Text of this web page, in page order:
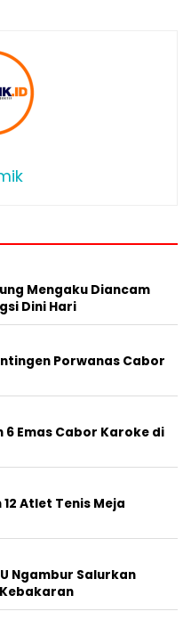
Mengaku Diancam
Dini Hari
Porwanas Cabor
Emas Cabor Karoke di
Atlet Tenis Meja
Ngambur Salurkan